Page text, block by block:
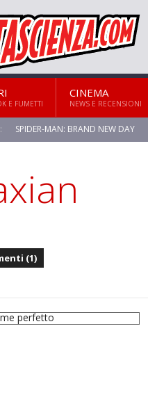
E FUMETTI
CINEMA
NEWS E RECENSIONI
SPIDER-MAN: BRAND NEW DAY
(1)